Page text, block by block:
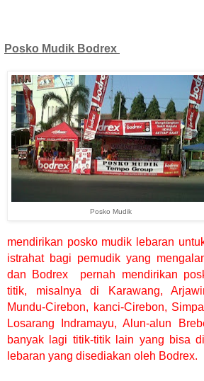
Posko Mudik Bodrex
Posko Mudik
mendirikan posko mudik lebaran
istrahat bagi pemudik yang
dan Bodrex pernah mendirikan
titik, misalnya di Karawang,
Mundu-Cirebon, kanci-Cirebon,
Losarang Indramayu, Alun-alun
banyak lagi titik-titik lain yang bisa
lebaran yang disediakan oleh Bodrex.